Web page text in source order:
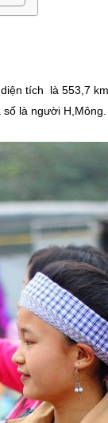
tích là 553,7
là người H,Mông.